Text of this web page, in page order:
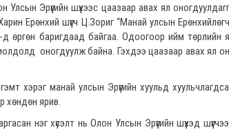
Эрүүгийн шүүхээс цаазаар авах ял
Ерөнхий шүүгч Ц.Зориг “Манай улсын
өргөн баригдаад байгаа. Одоогоор ийм төрлийн
оногдуулж байна. Гэхдээ цаазаар авах ял
хэрэг манай улсын Эрүүгийн хуульд
хөндөн ярив.
нэг хүсэлт нь Олон Улсын Эрүүгийн шүүхэд